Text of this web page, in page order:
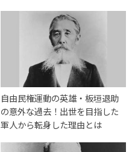
自由民権運動の英雄・板垣退助
の意外な過去！出世を目指した
軍人から転身した理由とは